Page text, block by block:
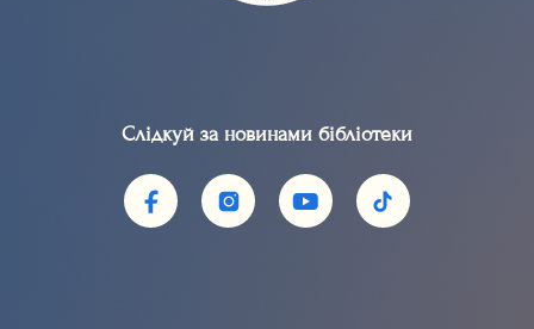
Слідкуй за новинами бібліотеки​